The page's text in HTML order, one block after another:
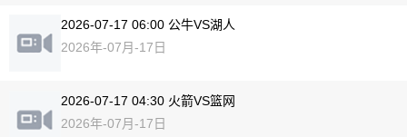
2026-07-17 06:00 公牛VS湖人
2026年-07月-17日
2026-07-17 04:30 火箭VS篮网
2026年-07月-17日